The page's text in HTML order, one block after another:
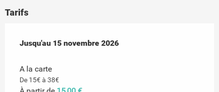
Tarifs
Du4 avril 2026au15 novembre 2026
Jusqu'au 15 novembre 2026
A la carte
De 15€ à 38€